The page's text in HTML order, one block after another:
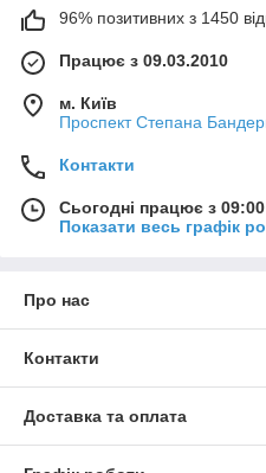
96% позитивних з 1450
Працює з 09.03.2010
м. Київ
Проспект Степана
Контакти
Сьогодні працює з
Показати весь графік
Про нас
Контакти
Доставка та оплата